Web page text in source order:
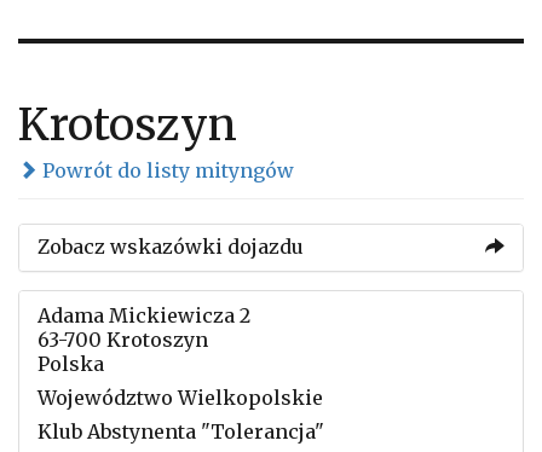
Krotoszyn
Powrót do listy mityngów
Zobacz wskazówki dojazdu
Adama Mickiewicza 2
63-700 Krotoszyn
Polska
Województwo Wielkopolskie
Klub Abstynenta "Tolerancja"